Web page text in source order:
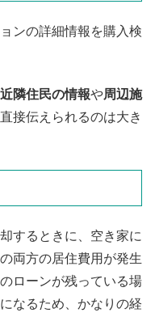
ンの詳細情報を購入検
近隣住民の情報や周辺施
接伝えられるのは大き
するときに、空き家に
両方の居住費用が発生
ローンが残っている場
なるため、かなりの経